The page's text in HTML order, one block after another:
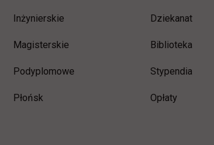
Inżynierskie
Magisterskie
Podyplomowe
Płońsk
Dziekanat
Biblioteka
Stypendia
Opłaty